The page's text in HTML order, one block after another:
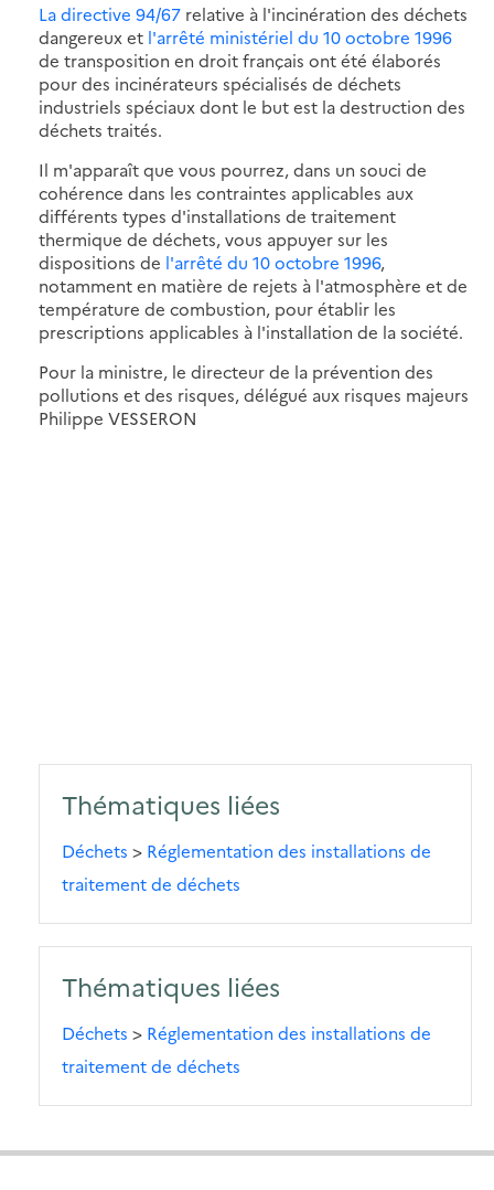
La directive 94/67 relative à l'incinération des déchets
dangereux et l'arrêté ministériel du 10 octobre 1996
de transposition en droit français ont été élaborés
pour des incinérateurs spécialisés de déchets
industriels spéciaux dont le but est la destruction des
déchets traités.
Il m'apparaît que vous pourrez, dans un souci de
cohérence dans les contraintes applicables aux
différents types d'installations de traitement
thermique de déchets, vous appuyer sur les
dispositions de l'arrêté du 10 octobre 1996,
notamment en matière de rejets à l'atmosphère et de
température de combustion, pour établir les
prescriptions applicables à l'installation de la société.
Pour la ministre, le directeur de la prévention des
pollutions et des risques, délégué aux risques majeurs
Philippe VESSERON
Thématiques liées
Déchets > Réglementation des installations de
traitement de déchets
Thématiques liées
Déchets > Réglementation des installations de
traitement de déchets